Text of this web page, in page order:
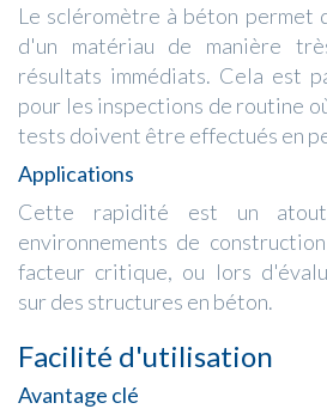
Le scléromètre à béton permet
d'un matériau de manière
résultats immédiats. Cela est
pour les inspections de routine
tests doivent être effectués en
Applications
Cette rapidité est un
environnements de
facteur critique, ou lors
sur des structures en béton.
Facilité d'utilisation
Avantage clé